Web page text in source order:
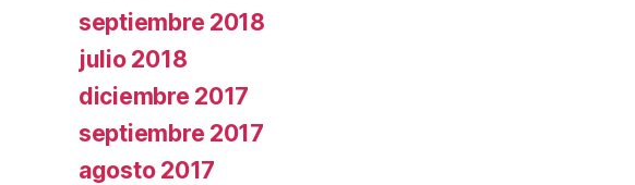
septiembre 2018
julio 2018
diciembre 2017
septiembre 2017
agosto 2017